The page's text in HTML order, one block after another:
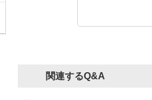
関連するQ&A